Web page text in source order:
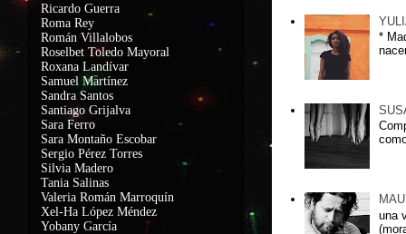
*
una
Ricardo Guerra
Roma Rey
Román Villalobos
Roselbet Toledo Mayoral
Roxana Landívar
Samuel Martínez
Sandra Santos
Santiago Grijalva
Sara Ferro
Sara Montaño Escobar
Sergio Pérez Torres
Silvia Madero
Tania Salinas
Valeria Román Marroquín
Xel-Ha López Méndez
Yobany García